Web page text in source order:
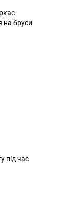
на бруси
під час